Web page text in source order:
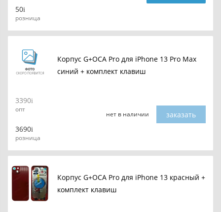
50
розница
Корпус G+OCA Pro для iPhone 13 Pro Max
синий + комплект клавиш
3390
опт
3690
розница
нет в наличии заказать
Корпус G+OCA Pro для iPhone 13 красный +
комплект клавиш